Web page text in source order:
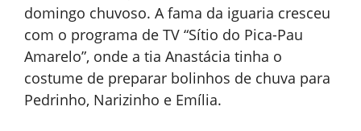
domingo chuvoso. A fama da iguaria cresceu
com o programa de TV “Sítio do Pica-Pau
Amarelo”, onde a tia Anastácia tinha o
costume de preparar bolinhos de chuva para
Pedrinho, Narizinho e Emília.